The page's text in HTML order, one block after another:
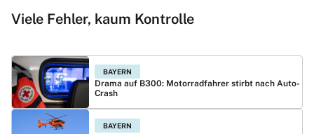
Viele Fehler, kaum Kontrolle
BAYERN
Drama auf B300: Motorradfahrer stirbt nach Auto-
Crash
BAYERN